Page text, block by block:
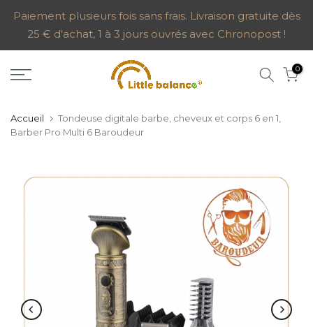
Aller
contenu
Paiement plusieurs fois sans frais. Livraison gratuite dès
25 € d'achat, 1 à 3 jours ouvrés avec Chronopost !
0
Accueil
Tondeuse digitale barbe, cheveux et corps 6 en 1,
Barber Pro Multi 6 Baroudeur